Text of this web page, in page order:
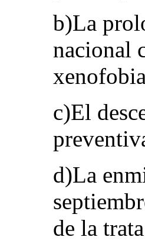
b)La
nacional
c)El
d)La
de la